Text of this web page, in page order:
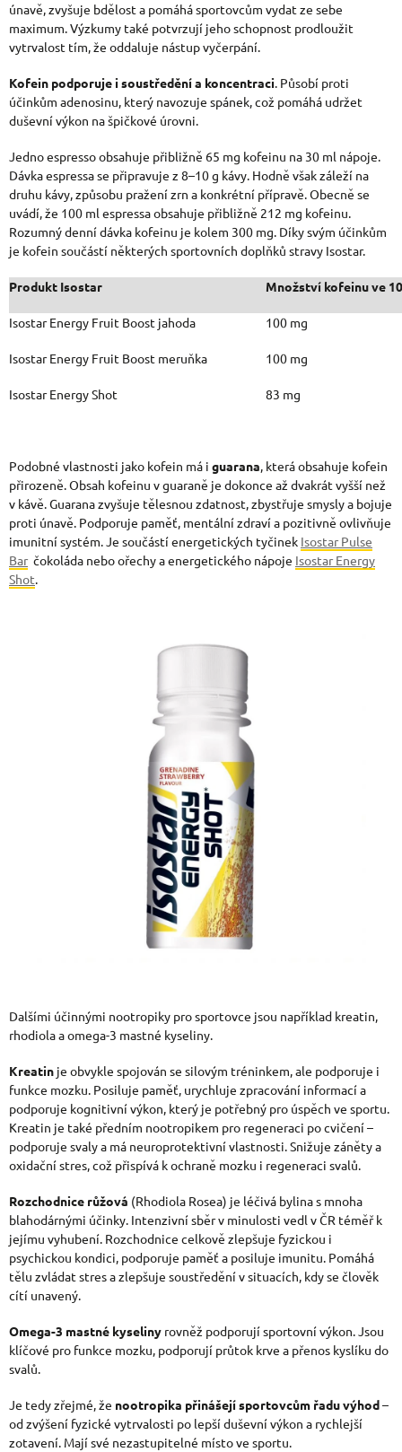
únavě, zvyšuje bdělost a pomáhá sportovcům vydat ze sebe
maximum. Výzkumy také potvrzují jeho schopnost prodloužit
vytrvalost tím, že oddaluje nástup vyčerpání.
Kofein podporuje i soustředění a koncentraci. Působí proti
účinkům adenosinu, který navozuje spánek, což pomáhá udržet
duševní výkon na špičkové úrovni.
Jedno espresso obsahuje přibližně 65 mg kofeinu na 30 ml nápoje.
Dávka espressa se připravuje z 8–10 g kávy. Hodně však záleží na
druhu kávy, způsobu pražení zrn a konkrétní přípravě. Obecně se
uvádí, že 100 ml espressa obsahuje přibližně 212 mg kofeinu.
Rozumný denní dávka kofeinu je kolem 300 mg. Díky svým účinkům
je kofein součástí některých sportovních doplňků stravy Isostar.
Produkt Isostar Množství kofeinu ve
Isostar Energy Fruit Boost jahoda 100 mg
Isostar Energy Fruit Boost meruňka 100 mg
Isostar Energy Shot 83 mg
Podobné vlastnosti jako kofein má i guarana, která obsahuje kofein
přirozeně. Obsah kofeinu v guaraně je dokonce až dvakrát vyšší než
v kávě. Guarana zvyšuje tělesnou zdatnost, zbystřuje smysly a bojuje
proti únavě. Podporuje paměť, mentální zdraví a pozitivně ovlivňuje
imunitní systém. Je součástí energetických tyčinek Isostar Pulse
Bar čokoláda nebo ořechy a energetického nápoje Isostar Energy
Shot.
Dalšími účinnými nootropiky pro sportovce jsou například kreatin,
rhodiola a omega-3 mastné kyseliny.
Kreatin je obvykle spojován se silovým tréninkem, ale podporuje i
funkce mozku. Posiluje paměť, urychluje zpracování informací a
podporuje kognitivní výkon, který je potřebný pro úspěch ve sportu.
Kreatin je také předním nootropikem pro regeneraci po cvičení –
podporuje svaly a má neuroprotektivní vlastnosti. Snižuje záněty a
oxidační stres, což přispívá k ochraně mozku i regeneraci svalů.
Rozchodnice růžová (Rhodiola Rosea) je léčivá bylina s mnoha
blahodárnými účinky. Intenzivní sběr v minulosti vedl v ČR téměř k
jejímu vyhubení. Rozchodnice celkově zlepšuje fyzickou i
psychickou kondici, podporuje paměť a posiluje imunitu. Pomáhá
tělu zvládat stres a zlepšuje soustředění v situacích, kdy se člověk
cítí unavený.
Omega-3 mastné kyseliny rovněž podporují sportovní výkon. Jsou
klíčové pro funkce mozku, podporují průtok krve a přenos kyslíku do
svalů.
Je tedy zřejmé, že nootropika přinášejí sportovcům řadu výhod–
od zvýšení fyzické vytrvalosti po lepší duševní výkon a rychlejší
zotavení. Mají své nezastupitelné místo ve sportu.